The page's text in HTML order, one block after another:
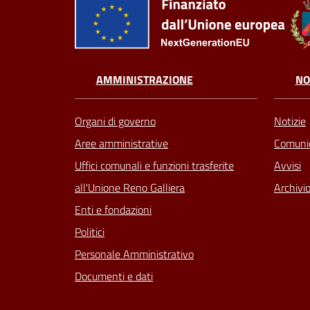
AMMINISTRAZIONE
Organi di governo
Aree amministrative
Uffici comunali e funzioni trasferite
all'Unione Reno Galliera
Enti e fondazioni
Politici
Personale Amministrativo
Documenti e dati
Notizie
Avvisi